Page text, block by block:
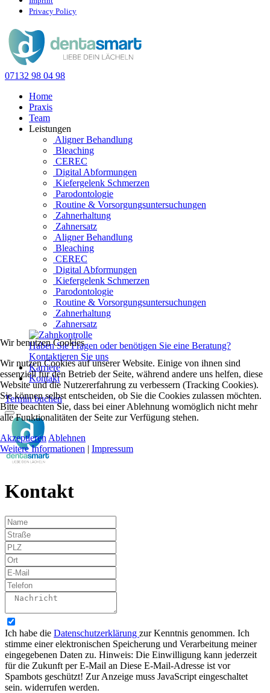
Privacy Policy
07132 98 04 98
Home
Praxis
Team
Leistungen
Aligner Behandlung
Bleaching
CEREC
Digital Abformungen
Kiefergelenk Schmerzen
Parodontologie
Routine & Vorsorgungsuntersuchungen
Zahnerhaltung
Zahnersatz
Aligner Behandlung
Bleaching
CEREC
Digital Abformungen
Kiefergelenk Schmerzen
Parodontologie
Routine & Vorsorgungsuntersuchungen
Zahnerhaltung
Zahnersatz
Haben Sie Fragen oder benötigen Sie eine Beratung?
Kontaktieren Sie uns
Karriere
Kontakt
Termin buchen
Kontakt
Ich habe die Datenschutzerklärung zur Kenntnis genommen. Ich
stimme einer elektronischen Speicherung und Verarbeitung meiner
eingegebenen Daten zu. Hinweis: Die Einwilligung kann jederzeit
für die Zukunft per E-Mail an Diese E-Mail-Adresse ist vor
Spambots geschützt! Zur Anzeige muss JavaScript eingeschaltet
sein. widerrufen werden.
Wir benutzen Cookies
Wir nutzen Cookies auf unserer Website. Einige von ihnen sind
essenziell für den Betrieb der Seite, während andere uns helfen, diese
Website und die Nutzererfahrung zu verbessern (Tracking Cookies).
Sie können selbst entscheiden, ob Sie die Cookies zulassen möchten.
Bitte beachten Sie, dass bei einer Ablehnung womöglich nicht mehr
alle Funktionalitäten der Seite zur Verfügung stehen.
Akzeptieren Ablehnen
Weitere Informationen | Impressum